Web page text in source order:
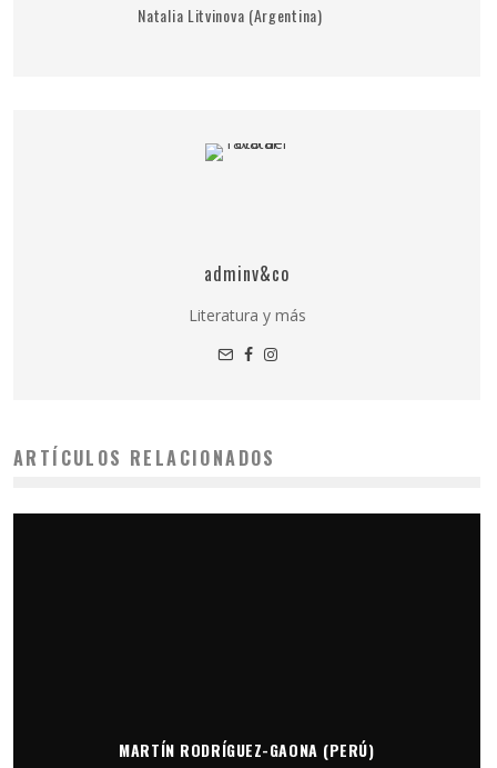
Natalia Litvinova (Argentina)
adminv&co
Literatura y más
ARTÍCULOS RELACIONADOS
MARTÍN RODRÍGUEZ-GAONA (PERÚ)